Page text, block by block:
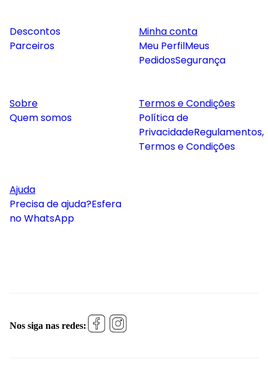
Descontos
Parceiros
Minha conta
Meu PerfilMeus
PedidosSegurança
Sobre
Quem somos
Termos e Condições
Política de
PrivacidadeRegulamentos,
Termos e Condições
Ajuda
Precisa de ajuda?Esfera
no WhatsApp
Nos siga nas redes: